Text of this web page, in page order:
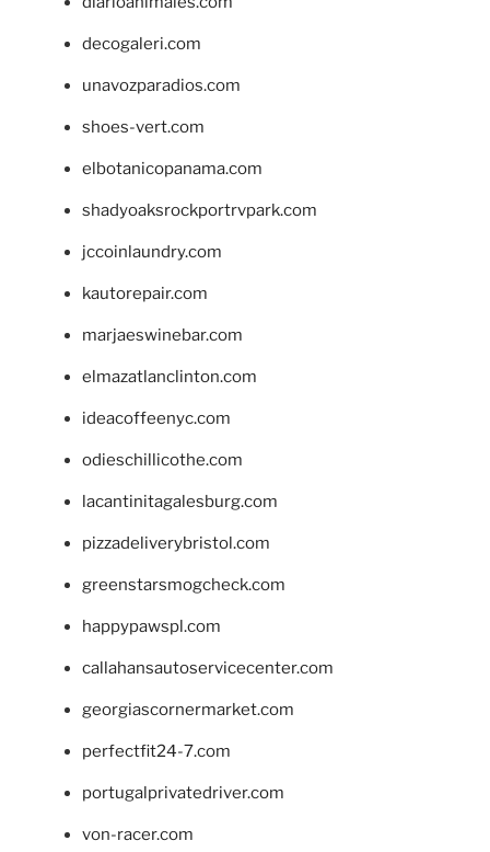
decogaleri.com
unavozparadios.com
shoes-vert.com
elbotanicopanama.com
shadyoaksrockportrvpark.com
jccoinlaundry.com
kautorepair.com
marjaeswinebar.com
elmazatlanclinton.com
ideacoffeenyc.com
odieschillicothe.com
lacantinitagalesburg.com
pizzadeliverybristol.com
greenstarsmogcheck.com
happypawspl.com
callahansautoservicecenter.com
georgiascornermarket.com
perfectfit24-7.com
portugalprivatedriver.com
von-racer.com